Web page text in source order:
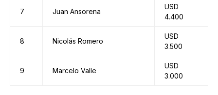
7 Juan Ansorena
USD
4.400
8 Nicolás Romero
USD
3.500
9 Marcelo Valle
USD
3.000